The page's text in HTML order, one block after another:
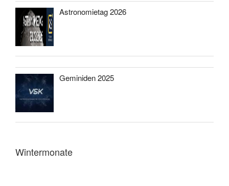
Astronomietag 2026
Geminiden 2025
Wintermonate